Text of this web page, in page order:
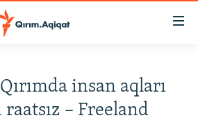
insan aqları
raatsız – Freeland